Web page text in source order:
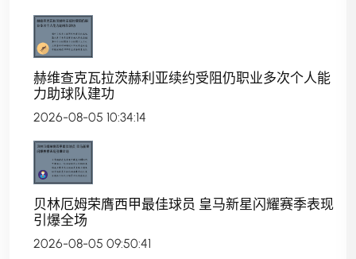
赫维查克瓦拉茨赫利亚续约受阻仍职业多次个人能
力助球队建功
2026-08-05 10:34:14
贝林厄姆荣膺西甲最佳球员 皇马新星闪耀赛季表现
引爆全场
2026-08-05 09:50:41